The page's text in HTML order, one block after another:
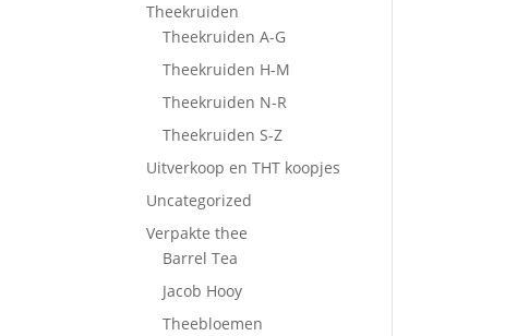
Theekruiden
Theekruiden A-G
Theekruiden H-M
Theekruiden N-R
Theekruiden S-Z
Uitverkoop en THT koopjes
Uncategorized
Verpakte thee
Barrel Tea
Jacob Hooy
Theebloemen